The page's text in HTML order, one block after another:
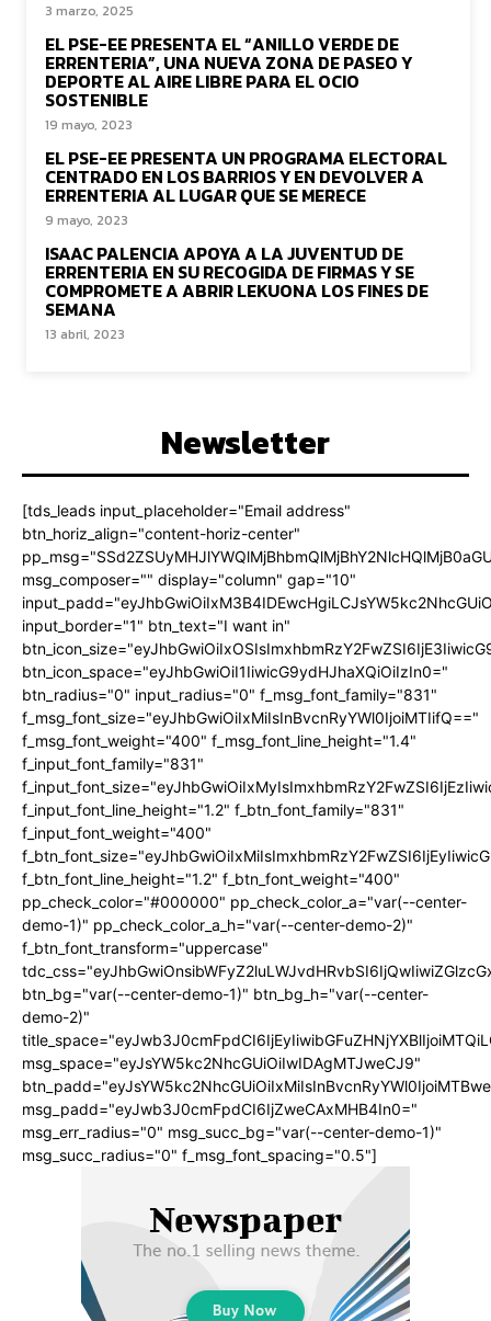
3 marzo, 2025
EL PSE-EE PRESENTA EL “ANILLO VERDE DE
ERRENTERIA”, UNA NUEVA ZONA DE PASEO Y
DEPORTE AL AIRE LIBRE PARA EL OCIO
SOSTENIBLE
19 mayo, 2023
EL PSE-EE PRESENTA UN PROGRAMA ELECTORAL
CENTRADO EN LOS BARRIOS Y EN DEVOLVER A
ERRENTERIA AL LUGAR QUE SE MERECE
9 mayo, 2023
ISAAC PALENCIA APOYA A LA JUVENTUD DE
ERRENTERIA EN SU RECOGIDA DE FIRMAS Y SE
COMPROMETE A ABRIR LEKUONA LOS FINES DE
SEMANA
13 abril, 2023
Newsletter
[tds_leads input_placeholder="Email address"
btn_horiz_align="content-horiz-center"
msg_composer="" display="column" gap="10"
input_border="1" btn_text="I want in"
btn_icon_space="eyJhbGwiOiI1IiwicG9ydHJhaXQiOiIzIn0="
btn_radius="0" input_radius="0" f_msg_font_family="831"
f_msg_font_size="eyJhbGwiOiIxMiIsInBvcnRyYWl0IjoiMTIifQ=="
f_msg_font_weight="400" f_msg_font_line_height="1.4"
f_input_font_family="831"
f_input_font_line_height="1.2" f_btn_font_family="831"
f_input_font_weight="400"
f_btn_font_line_height="1.2" f_btn_font_weight="400"
pp_check_color="#000000" pp_check_color_a="var(--center-
demo-1)" pp_check_color_a_h="var(--center-demo-2)"
f_btn_font_transform="uppercase"
btn_bg="var(--center-demo-1)" btn_bg_h="var(--center-
demo-2)"
msg_space="eyJsYW5kc2NhcGUiOiIwIDAgMTJweCJ9"
msg_padd="eyJwb3J0cmFpdCI6IjZweCAxMHB4In0="
msg_err_radius="0" msg_succ_bg="var(--center-demo-1)"
msg_succ_radius="0" f_msg_font_spacing="0.5"]